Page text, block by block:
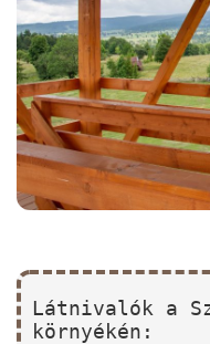
Látnivalók a
környékén: